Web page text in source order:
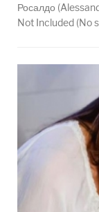
Росалдо
Not Included (No